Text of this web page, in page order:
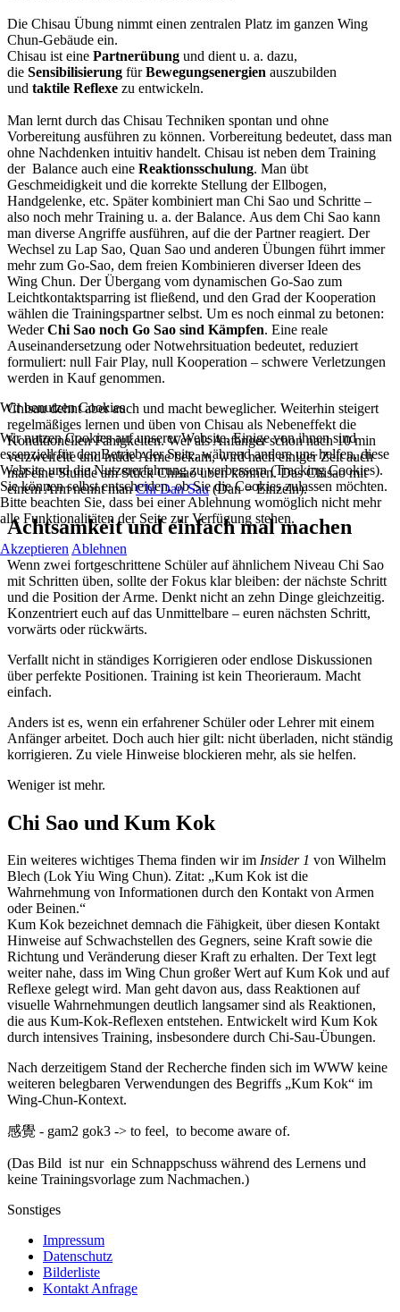
Die Chisau Übung nimmt einen zentralen Platz im ganzen Wing
Chun-Gebäude ein.
Chisau ist eine Partnerübung und dient u. a. dazu,
die Sensibilisierung fürBewegungsenergien auszubilden
und taktile Reflexe zu entwickeln.
Man lernt durch das Chisau Techniken spontan und ohne
Vorbereitung ausführen zu können. Vorbereitung bedeutet, dass man
ohne Nachdenken intuitiv handelt. Chisau ist neben dem Training
der Balance auch eine Reaktionsschulung. Man übt
Geschmeidigkeit und die korrekte Stellung der Ellbogen,
Handgelenke, etc. Später kombiniert man Chi Sao und Schritte –
also noch mehr Training u. a. der Balance. Aus dem Chi Sao kann
man diverse Angriffe ausführen, auf die der Partner reagiert. Der
Wechsel zu Lap Sao, Quan Sao und anderen Übungen führt immer
mehr zum Go-Sao, dem freien Kombinieren diverser Ideen des
Wing Chun. Der Übergang vom dynamischen Go-Sao zum
Leichtkontaktsparring ist fließend, und den Grad der Kooperation
wählen die Trainingspartner selbst. Um es noch einmal zu betonen:
WederChi Sao noch Go Sao sind Kämpfen. Eine reale
Auseinandersetzung oder Notwehrsituation bedeutet, reduziert
formuliert: null Fair Play, null Kooperation – schwere Verletzungen
werden in Kauf genommen.
Chisau dehnt aber auch und macht beweglicher. Weiterhin steigert
regelmäßiges lernen und üben von Chisau als Nebeneffekt die
Konditionellen Fähigkeiten. Wer als Anfänger schon nach 10 min
verzweifelte und müde Arme bekam, wird nach einiger Zeit auch
mal eine Stunde am Stück Chisao üben können. Das Chisao mit
einem Arm nennt manChi Dan Sau(Dan = Einzeln).
Achtsamkeit und einfach mal machen
Wenn zwei fortgeschrittene Schüler auf ähnlichem Niveau Chi Sao
mit Schritten üben, sollte der Fokus klar bleiben: der nächste Schritt
und die Position der Arme. Denkt nicht an zehn Dinge gleichzeitig.
Konzentriert euch auf das Unmittelbare – euren nächsten Schritt,
vorwärts oder rückwärts.
Verfallt nicht in ständiges Korrigieren oder endlose Diskussionen
über perfekte Positionen. Training ist kein Theorieraum. Macht
einfach.
Anders ist es, wenn ein erfahrener Schüler oder Lehrer mit einem
Anfänger arbeitet. Doch auch hier gilt: nicht überladen, nicht ständig
korrigieren. Zu viele Hinweise blockieren mehr, als sie helfen.
Weniger ist mehr.
Chi Sao und Kum Kok
Ein weiteres wichtiges Thema finden wir im Insider 1 von Wilhelm
Blech (Lok Yiu Wing Chun). Zitat: „Kum Kok ist die
Wahrnehmung von Informationen durch den Kontakt von Armen
oder Beinen.“
Kum Kok bezeichnet demnach die Fähigkeit, über diesen Kontakt
Hinweise auf Schwachstellen des Gegners, seine Kraft sowie die
Richtung und Veränderung dieser Kraft zu erhalten. Der Text legt
weiter nahe, dass im Wing Chun großer Wert auf Kum Kok und auf
Reflexe gelegt wird. Man geht davon aus, dass Reaktionen auf
visuelle Wahrnehmungen deutlich langsamer sind als Reaktionen,
die aus Kum-Kok-Reflexen entstehen. Entwickelt wird Kum Kok
durch intensives Training, insbesondere durch Chi-Sau-Übungen.
Nach derzeitigem Stand der Recherche finden sich im WWW keine
weiteren belegbaren Verwendungen des Begriffs „Kum Kok“ im
Wing-Chun-Kontext.
感覺 - gam2 gok3 -> to feel, to become aware of.
(Das Bild ist nur ein Schnappschuss während des Lernens und
keine Trainingsvorlage zum Nachmachen.)
Sonstiges
Impressum
Datenschutz
Bilderliste
Kontakt Anfrage
Wir benutzen Cookies
Wir nutzen Cookies auf unserer Website. Einige von ihnen sind
essenziell für den Betrieb der Seite, während andere uns helfen, diese
Website und die Nutzererfahrung zu verbessern (Tracking Cookies).
Sie können selbst entscheiden, ob Sie die Cookies zulassen möchten.
Bitte beachten Sie, dass bei einer Ablehnung womöglich nicht mehr
alle Funktionalitäten der Seite zur Verfügung stehen.
Akzeptieren Ablehnen